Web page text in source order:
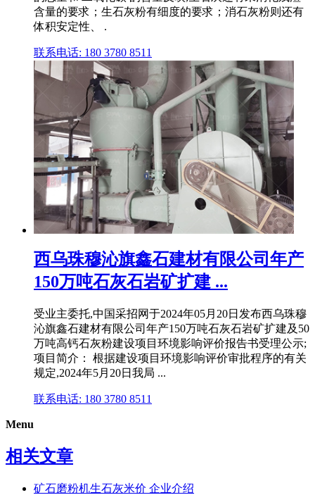
含量的要求；生石灰粉有细度的要求；消石灰粉则还有
体积安定性、 .
联系电话: 180 3780 8511
西乌珠穆沁旗鑫石建材有限公司年产
150万吨石灰石岩矿扩建 ...
受业主委托,中国采招网于2024年05月20日发布西乌珠穆
沁旗鑫石建材有限公司年产150万吨石灰石岩矿扩建及50
万吨高钙石灰粉建设项目环境影响评价报告书受理公示;
项目简介： 根据建设项目环境影响评价审批程序的有关
规定,2024年5月20日我局 ...
联系电话: 180 3780 8511
Menu
相关文章
矿石磨粉机生石灰米价 企业介绍